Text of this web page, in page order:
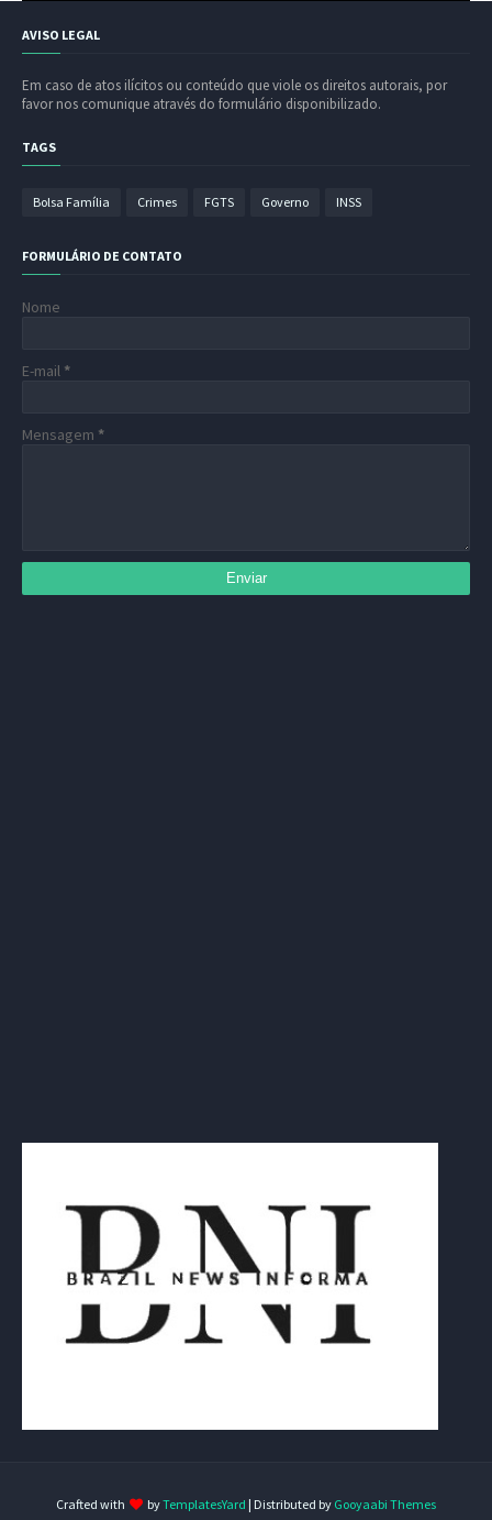
AVISO LEGAL
Em caso de atos ilícitos ou conteúdo que viole os direitos autorais, por
favor nos comunique através do formulário disponibilizado.
TAGS
Bolsa Família Crimes FGTS Governo INSS
FORMULÁRIO DE CONTATO
Nome
E-mail *
Mensagem *
Crafted with byTemplatesYard | Distributed by Gooyaabi Themes